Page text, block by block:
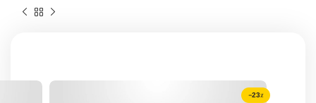
-23%